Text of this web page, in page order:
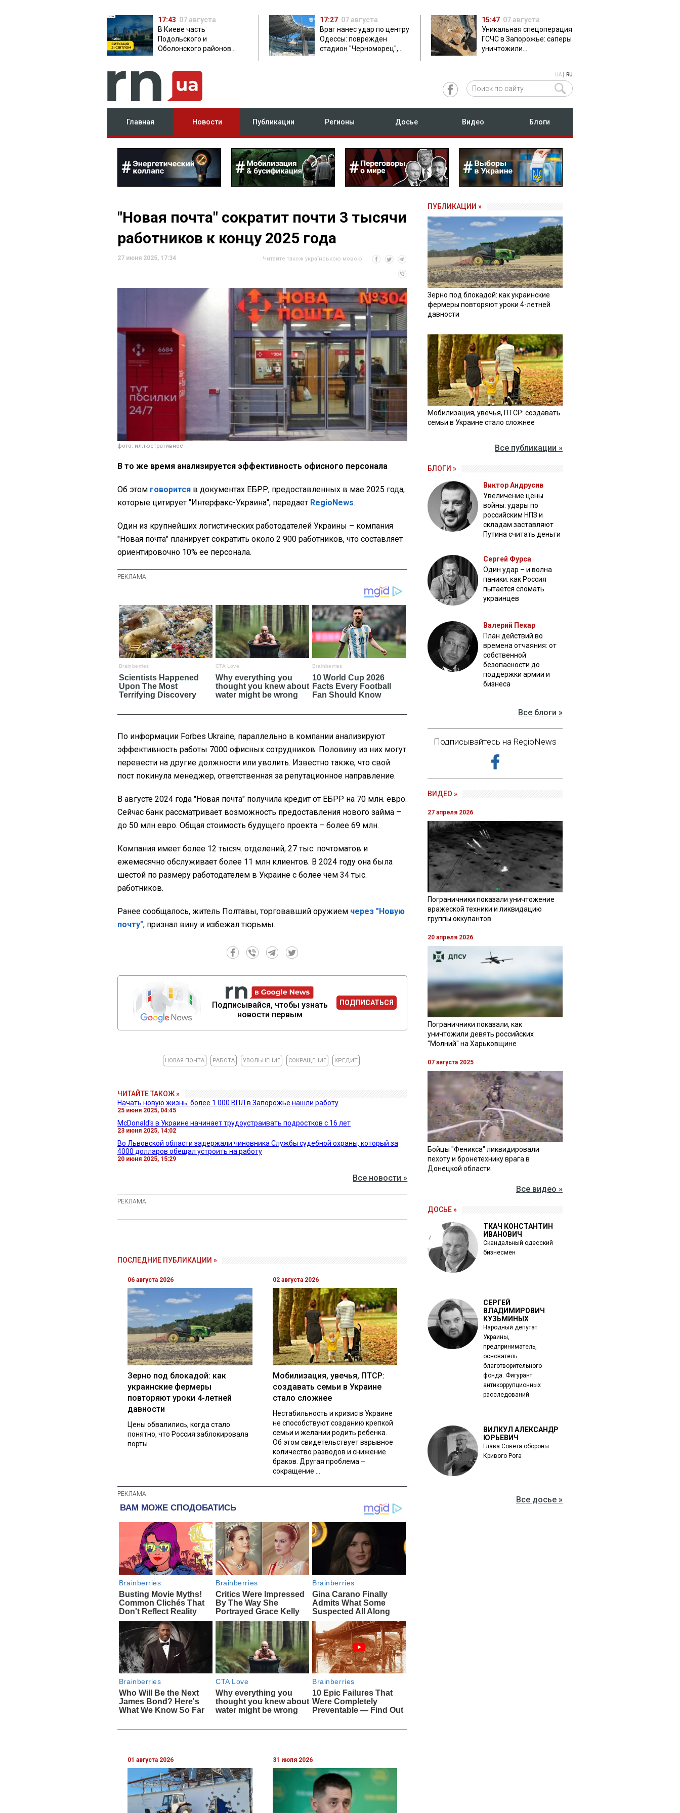
17:43 07 августа
В Киеве часть
Подольского и
Оболонского районов
17:27 07 августа
Враг нанес удар по центру
Одессы: поврежден
стадион "Черноморец",
15:47 07 августа
Уникальная спецоперация
ГСЧС в Запорожье: саперы
уничтожили
UA RU
Главная Новости Публикации Регионы Досье Видео Блоги
"Новая почта" сократит почти 3 тысячи
работников к концу 2025 года
27 июня 2025, 17:34 Читайте також українською мовою
фото: иллюстративное
В то же время анализируется эффективность офисного персонала
Об этом говорится в документах ЕБРР, предоставленных в мае 2025 года,
которые цитирует "Интерфакс-Украина", передает RegioNews.
Один из крупнейших логистических работодателей Украины – компания
"Новая почта" планирует сократить около 2 900 работников, что составляет
ориентировочно 10% ее персонала.
По информации Forbes Ukraine, параллельно в компании анализируют
эффективность работы 7000 офисных сотрудников. Половину из них могут
перевести на другие должности или уволить. Известно также, что свой
пост покинула менеджер, ответственная за репутационное направление.
В августе 2024 года "Новая почта" получила кредит от ЕБРР на 70 млн. евро.
Сейчас банк рассматривает возможность предоставления нового займа –
до 50 млн евро. Общая стоимость будущего проекта – более 69 млн.
Компания имеет более 12 тысяч. отделений, 27 тыс. почтоматов и
ежемесячно обслуживает более 11 млн клиентов. В 2024 году она была
шестой по размеру работодателем в Украине с более чем 34 тыс.
работников.
Ранее сообщалось, житель Полтавы, торговавший оружием через "Новую
почту", признал вину и избежал тюрьмы.
Подписывайся, чтобы узнать
новости первым
ПОДПИСАТЬСЯ
НОВАЯ ПОЧТА РАБОТА УВОЛЬНЕНИЕ СОКРАЩЕНИЕ КРЕДИТ
ЧИТАЙТЕ ТАКОЖ »
Начать новую жизнь: более 1 000 ВПЛ в Запорожье нашли работу
25 июня 2025, 04:45
McDonald's в Украине начинает трудоустраивать подростков с 16 лет
23 июня 2025, 14:02
Во Львовской области задержали чиновника Службы судебной охраны, который за
4000 долларов обещал устроить на работу
20 июня 2025, 15:29
Все новости »
ПОСЛЕДНИЕ ПУБЛИКАЦИИ »
06 августа 2026
Зерно под блокадой: как
украинские фермеры
повторяют уроки 4-летней
давности
Цены обвалились, когда стало
понятно, что Россия заблокировала
порты
02 августа 2026
Мобилизация, увечья, ПТСР:
создавать семьи в Украине
стало сложнее
Нестабильность и кризис в Украине
не способствуют созданию крепкой
семьи и желании родить ребенка.
Об этом свидетельствует взрывное
количество разводов и снижение
браков. Другая проблема –
сокращение ...
01 августа 2026 31 июля 2026
ПУБЛИКАЦИИ »
Зерно под блокадой: как украинские
фермеры повторяют уроки 4-летней
давности
Мобилизация, увечья, ПТСР: создавать
семьи в Украине стало сложнее
Все публикации »
БЛОГИ »
Виктор Андрусив
Увеличение цены
войны: удары по
российским НПЗ и
складам заставляют
Путина считать деньги
Сергей Фурса
Один удар – и волна
паники: как Россия
пытается сломать
украинцев
Валерий Пекар
План действий во
времена отчаяния: от
собственной
безопасности до
поддержки армии и
бизнеса
Все блоги »
Подписывайтесь на RegioNews
ВИДЕО »
27 апреля 2026
Пограничники показали уничтожение
вражеской техники и ликвидацию
группы оккупантов
20 апреля 2026
Пограничники показали, как
уничтожили девять российских
"Молний" на Харьковщине
07 августа 2025
Бойцы "Феникса" ликвидировали
пехоту и бронетехнику врага в
Донецкой области
Все видео »
ДОСЬЕ »
ТКАЧ КОНСТАНТИН
ИВАНОВИЧ
Скандальный одесский
бизнесмен
СЕРГЕЙ
ВЛАДИМИРОВИЧ
КУЗЬМИНЫХ
Народный депутат
Украины,
предприниматель,
основатель
благотворительного
фонда. Фигурант
антикоррупционных
расследований.
ВИЛКУЛ АЛЕКСАНДР
ЮРЬЕВИЧ
Глава Совета обороны
Кривого Рога
Все досье »